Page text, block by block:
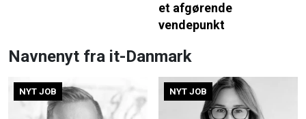
et afgørende
vendepunkt
Navnenyt fra it-Danmark
NYT JOB NYT JOB